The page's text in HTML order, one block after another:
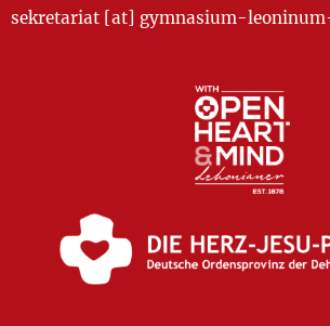
sekretariat [at] gymnasium-